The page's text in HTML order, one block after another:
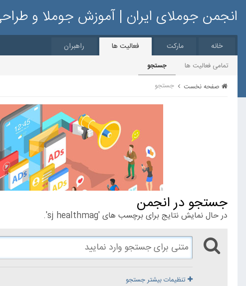
انجمن جوملای ایران | آموزش جوملا و
خانه مارکت فعالیت ها
تمامی فعالیت ها جستجو
راهبران
صفحه نخست جستجو
جستجو در انجمن
در حال نمایش نتایج برای برچسب های 'sj healthmag'.
تنظیمات بیشتر جستجو